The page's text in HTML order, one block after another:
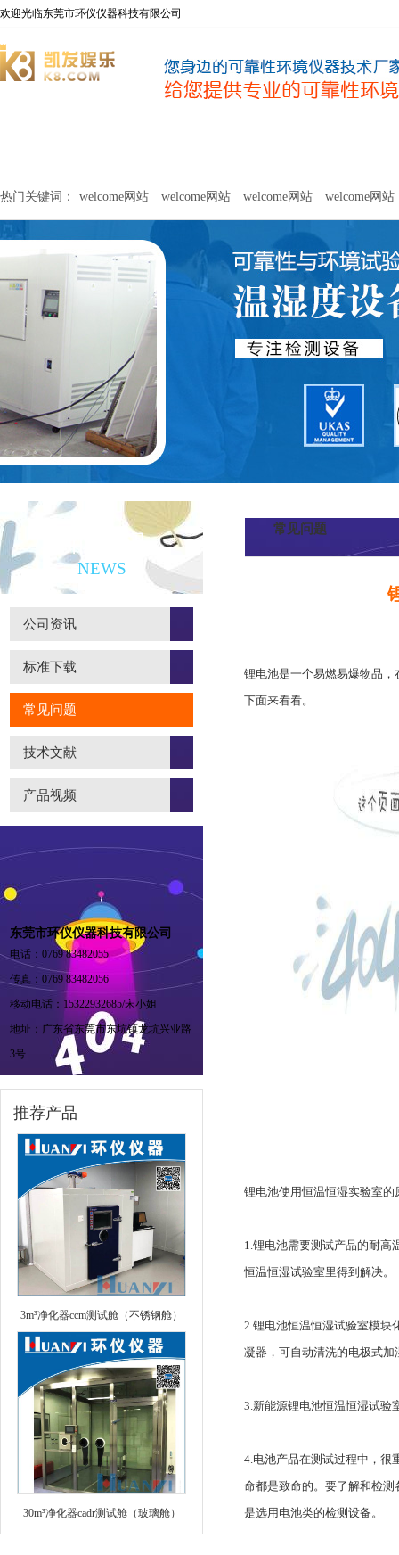
欢迎光临东莞市环仪仪器科技有限公司
关于环仪 联系环仪
热门关键词： welcome网站 welcome网站 welcome网站 welcome网站
网站 welcome网站
新闻资讯
NEWS
公司资讯
标准下载
常见问题
技术文献
产品视频
东莞市环仪仪器科技有限公司
电话：0769 83482055
传真：0769 83482056
移动电话：15322932685/宋小姐
地址：广东省东莞市东坑镇龙坑兴业路
3号
推荐产品
3m³净化器ccm测试舱（不锈钢舱）
30m³净化器cadr测试舱（玻璃舱）
常见问题
锂电池是一个易燃易爆物品
下面来看看。
锂电池使用恒温恒湿实验室的
1.锂电池需要测试产品的耐高
恒温恒湿试验室里得到解决。
2.锂电池恒温恒湿试验室模块
凝器，可自动清洗的电极式加
3.新能源锂电池恒温恒湿试验
4.电池产品在测试过程中，很
命都是致命的。要了解和检
是选用电池类的检测设备。